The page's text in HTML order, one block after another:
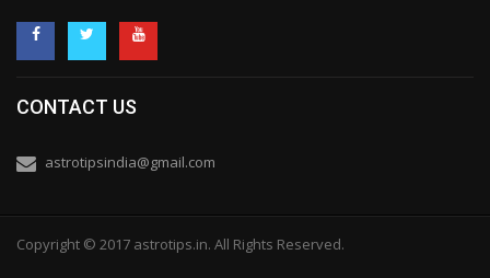
CONTACT US
astrotipsindia@gmail.com
Copyright © 2017 astrotips.in. All Rights Reserved.